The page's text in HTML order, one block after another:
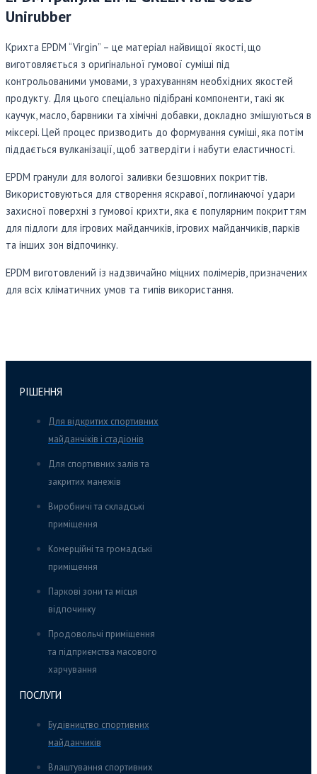
Unirubber
Крихта EPDM “Virgin” – це матеріал найвищої якості, що
виготовляється з оригінальної гумової суміші під
контрольованими умовами, з урахуванням необхідних якостей
продукту. Для цього спеціально підібрані компоненти, такі як
каучук, масло, барвники та хімічні добавки, докладно змішуються в
міксері. Цей процес призводить до формування суміші, яка потім
піддається вулканізації, щоб затвердіти і набути еластичності.
EPDM гранули для вологої заливки безшовних покриттів.
Використовуються для створення яскравої, поглинаючої удари
захисної поверхні з гумової крихти, яка є популярним покриттям
для підлоги для ігрових майданчиків, ігрових майданчиків, парків
та інших зон відпочинку.
EPDM виготовлений із надзвичайно міцних полімерів, призначених
для всіх кліматичних умов та типів використання.
РІШЕННЯ
Для відкритих спортивних
майданчіків і стадіонів
Для спортивних залів та
закритих манежів
Виробничі та складські
приміщення
Комерційні та громадські
приміщення
Паркові зони та місця
відпочинку
Продовольчі приміщення
та підприємства масового
харчування
ПОСЛУГИ
Будівництво спортивних
майданчиків
Влаштування спортивних